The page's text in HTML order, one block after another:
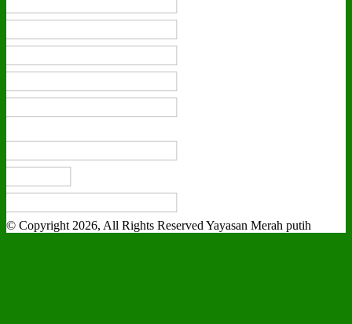
© Copyright 2026, All Rights Reserved Yayasan Merah putih